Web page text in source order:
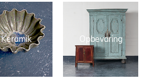
Keramik Opbevaring